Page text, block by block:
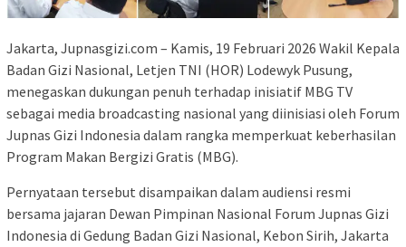
Jakarta, Jupnasgizi.com – Kamis, 19 Februari 2026 Wakil Kepala
Badan Gizi Nasional, Letjen TNI (HOR) Lodewyk Pusung,
menegaskan dukungan penuh terhadap inisiatif MBG TV
sebagai media broadcasting nasional yang diinisiasi oleh Forum
Jupnas Gizi Indonesia dalam rangka memperkuat keberhasilan
Program Makan Bergizi Gratis (MBG).
Pernyataan tersebut disampaikan dalam audiensi resmi
bersama jajaran Dewan Pimpinan Nasional Forum Jupnas Gizi
Indonesia di Gedung Badan Gizi Nasional, Kebon Sirih, Jakarta